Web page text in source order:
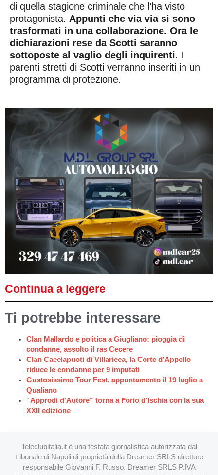
di quella stagione criminale che l’ha visto
protagonista. Appunti che via via si sono
trasformati in una collaborazione. Ora le
dichiarazioni rese da Scotti saranno
sottoposte al vaglio degli inquirenti. I
parenti stretti di Scotti verranno inseriti in un
programma di protezione.
Continua a leggere
Ti potrebbe interessare
Clan Mallardo e politica a Giugliano: pioggia di
condanne, assolto il ras Cecere
Clan Cacciapuoti di Villaricca, la Corte d’Appello
riduce le condanne per 9 imputati
Gustosissimo Tour Fest, appuntamento il 19 luglio a
Qualiano
“Approdi d’Autore” torna a Forio d’Ischia con la sua
XXII edizione
Teleclubitalia.it è una testata giornalistica autorizzata dal
tribunale di Napoli di proprietà della Dreamer SRLS direttore
responsabile Giovanni F. Russo. Dreamer SRLS P.IVA